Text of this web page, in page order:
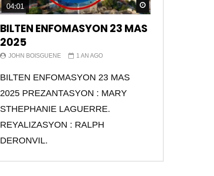
Watch Later
04:01
BILTEN ENFOMASYON 23 MAS
2025
JOHN BOISGUENE 1 AN AGO
BILTEN ENFOMASYON 23 MAS
2025 PREZANTASYON : MARY
STHEPHANIE LAGUERRE.
REYALIZASYON : RALPH
DERONVIL.